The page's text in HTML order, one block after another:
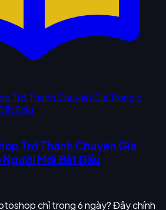
Trở Thành Chuyên Gia
Người Mới Bắt Đầu
chỉ trong 6 ngày? Đây chính